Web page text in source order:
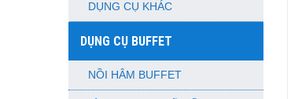
DỤNG CỤ KHÁC
DỤNG CỤ BUFFET
NỒI HÂM BUFFET